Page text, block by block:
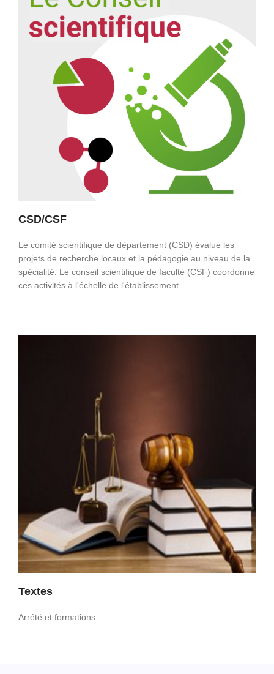
CSD/CSF
Le comité scientifique de département (CSD) évalue les
projets de recherche locaux et la pédagogie au niveau de la
spécialité. Le conseil scientifique de faculté (CSF) coordonne
ces activités à l'échelle de l'établissement
Textes
Arrété et formations.